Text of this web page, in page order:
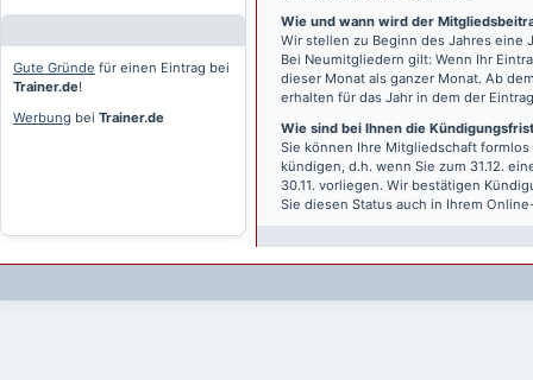
Gute Gründe für einen Eintrag bei
Trainer.de!
Werbung bei Trainer.de
Wie und wann wird der
Wir stellen zu Beginn des Jahres eine
Bei Neumitgliedern gilt: Wenn Ihr
dieser Monat als ganzer Monat. Ab
erhalten für das Jahr in dem der
Wie sind bei Ihnen die
Sie können Ihre Mitgliedschaft
kündigen, d.h. wenn Sie zum 31.12.
30.11. vorliegen. Wir bestätigen
Sie diesen Status auch in Ihrem